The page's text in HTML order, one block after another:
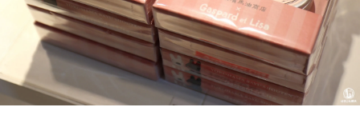
ブログ記事
サイトについて